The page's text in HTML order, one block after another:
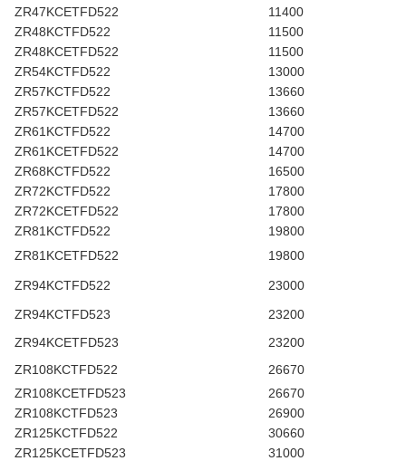
ZR47KCETFD522
11400
ZR48KCTFD522
11500
ZR48KCETFD522
11500
ZR54KCTFD522
13000
ZR57KCTFD522
13660
ZR57KCETFD522
13660
ZR61KCTFD522
14700
ZR61KCETFD522
14700
ZR68KCTFD522
16500
ZR72KCTFD522
17800
ZR72KCETFD522
17800
ZR81KCTFD522
19800
ZR81KCETFD522
19800
ZR94KCTFD522
23000
ZR94KCTFD523
23200
ZR94KCETFD523
23200
ZR108KCTFD522
26670
ZR108KCETFD523
26670
ZR108KCTFD523
26900
ZR125KCTFD522
30660
ZR125KCETFD523
31000